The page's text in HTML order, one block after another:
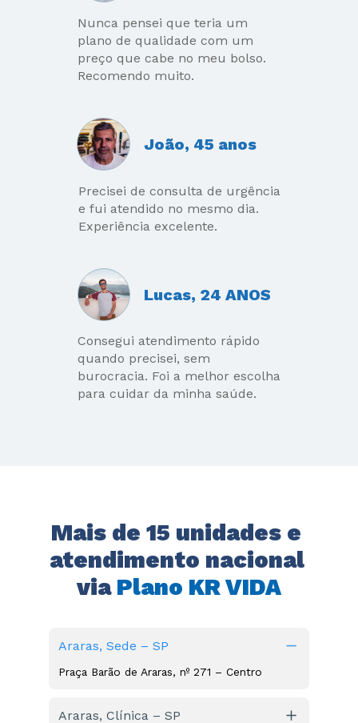
João, 45 anos
Lucas, 24 ANOS
Precisei de consulta de urgência
e fui atendido no mesmo dia.
Experiência excelente.
Nunca pensei que teria um
plano de qualidade com um
preço que cabe no meu bolso.
Recomendo muito.
Consegui atendimento rápido
quando precisei, sem
burocracia. Foi a melhor escolha
para cuidar da minha saúde.
Mais de 15 unidades e
atendimento nacional
via Plano KR VIDA
Araras, Sede – SP
Praça Barão de Araras, nº 271 – Centro
Araras, Clínica – SP